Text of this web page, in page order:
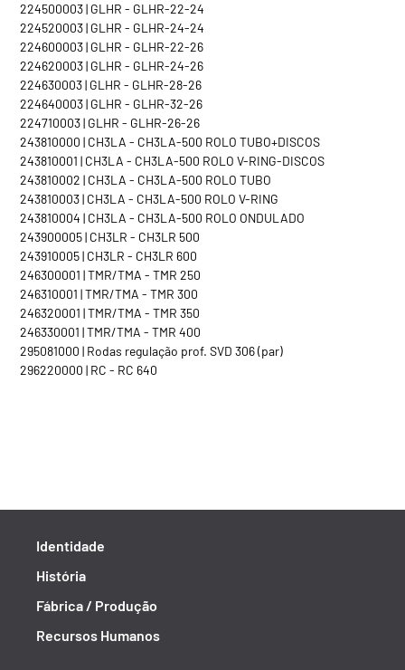
224500003 | GLHR - GLHR-22-24
224520003 | GLHR - GLHR-24-24
224600003 | GLHR - GLHR-22-26
224620003 | GLHR - GLHR-24-26
224630003 | GLHR - GLHR-28-26
224640003 | GLHR - GLHR-32-26
224710003 | GLHR - GLHR-26-26
243810000 | CH3LA - CH3LA-500 ROLO TUBO+DISCOS
243810001 | CH3LA - CH3LA-500 ROLO V-RING-DISCOS
243810002 | CH3LA - CH3LA-500 ROLO TUBO
243810003 | CH3LA - CH3LA-500 ROLO V-RING
243810004 | CH3LA - CH3LA-500 ROLO ONDULADO
243900005 | CH3LR - CH3LR 500
243910005 | CH3LR - CH3LR 600
246300001 | TMR/TMA - TMR 250
246310001 | TMR/TMA - TMR 300
246320001 | TMR/TMA - TMR 350
246330001 | TMR/TMA - TMR 400
295081000 | Rodas regulação prof. SVD 306 (par)
296220000 | RC - RC 640
Identidade
História
Fábrica / Produção
Recursos Humanos